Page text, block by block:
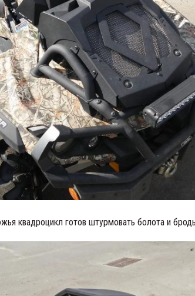
квадроцикл готов штурмовать болота и